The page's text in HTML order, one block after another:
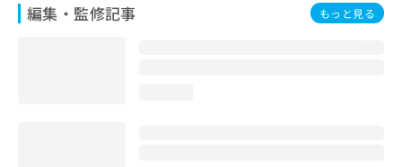
編集・監修記事 もっと見る